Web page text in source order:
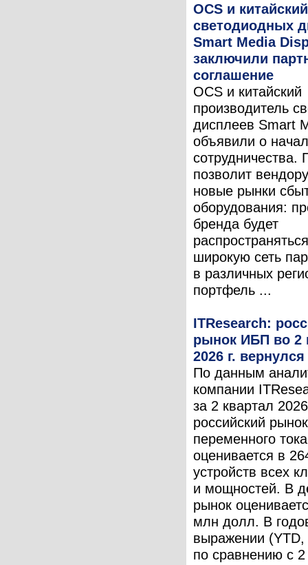
OCS и
светодиодных
Smart Media
заключили
соглашение
OCS и китайский
производитель
дисплеев Smart
объявили о
сотрудничества.
позволит
новые рынки
оборудования:
бренда будет
широкую сеть
в различных
портфель ...
ITResearch:
рынок ИБП во 2
2026 г.
По данным
компании
за 2 квартал
российский
переменного тока
оценивается в
устройств всех
и мощностей. В
рынок
млн долл. В
выражении (YTD,
по сравнению с